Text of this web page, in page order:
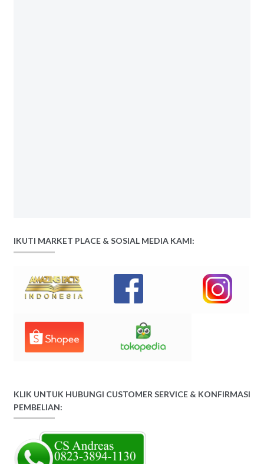
IKUTI MARKET PLACE & SOSIAL MEDIA KAMI:
KLIK UNTUK HUBUNGI CUSTOMER SERVICE & KONFIRMASI
PEMBELIAN: